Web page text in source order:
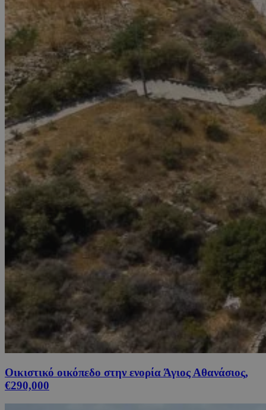
Οικιστικό οικόπεδο στην ενορία Άγιος Αθανάσιος,
€290,000